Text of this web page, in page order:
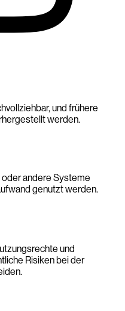
und frühere
werden.
oder andere Systeme
genutzt werden.
und
Risiken bei der